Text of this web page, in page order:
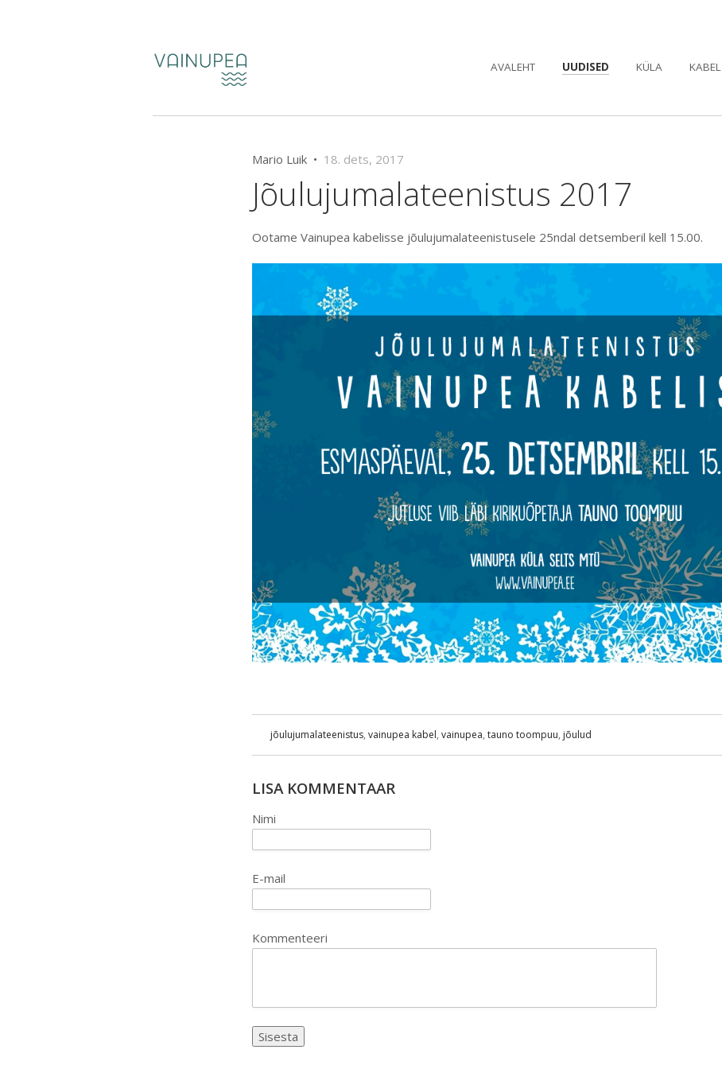
AVALEHT UUDISED KÜLA KABEL
Mario Luik • 18. dets, 2017
Jõulujumalateenistus 2017
Ootame Vainupea kabelisse jõulujumalateenistusele 25ndal detsemberil kell 15.00.
jõulujumalateenistus, vainupea kabel, vainupea, tauno toompuu, jõulud
LISA KOMMENTAAR
Nimi
E-mail
Kommenteeri